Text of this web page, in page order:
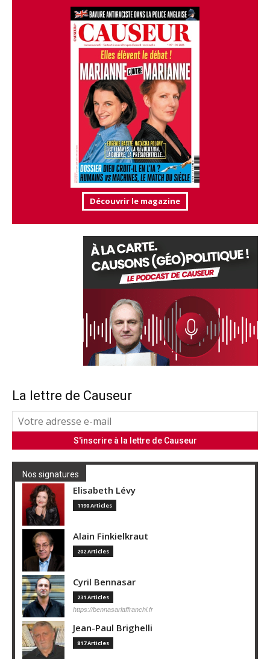
Découvrir le magazine
La lettre de Causeur
Nos signatures
Elisabeth Lévy
1190 Articles
Alain Finkielkraut
202 Articles
Cyril Bennasar
231 Articles
https://bennasarlaffranchi.fr
Jean-Paul Brighelli
817 Articles